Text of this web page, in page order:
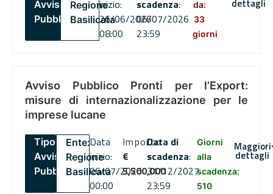
Avviso
Pubblico
Regione
Basilicata
inizio:
26/06/2026
08:00
scadenza:
06/07/2026
23:59
da:
33
giorni
dettagli
Avviso Pubblico Pronti per l’Export:
misure di internazionalizzazione per le
imprese lucane
Tipo:
Avviso
Pubblico
Ente:
Regione
Basilicata
Data
inizio:
06/07/2026
00:00
Importo
€
5,500,000
Data di
scadenza:
31/12/2027
23:59
Giorni
alla
scadenza:
510
Maggiori
dettagli